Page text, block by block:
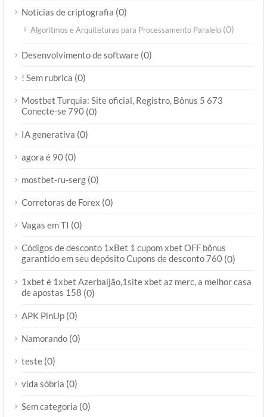
Notícias de criptografia (0)
Algoritmos e Arquiteturas para Processamento Paralelo (0)
Desenvolvimento de software (0)
! Sem rubrica (0)
Mostbet Turquia: Site oficial, Registro, Bônus 5 673
Conecte-se 790 (0)
IA generativa (0)
agora é 90 (0)
mostbet-ru-serg (0)
Corretoras de Forex (0)
Vagas em TI (0)
Códigos de desconto 1xBet 1 cupom xbet OFF bônus
garantido em seu depósito Cupons de desconto 760 (0)
1xbet é 1xbet Azerbaijão,1site xbet az merc, a melhor casa
de apostas 158 (0)
APK PinUp (0)
Namorando (0)
teste (0)
vida sóbria (0)
Sem categoria (0)